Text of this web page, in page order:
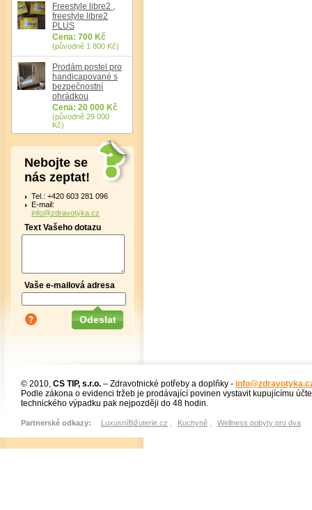
Freestyle libre2 ,
freestyle libre2
PLUS
Cena: 700 Kč
(původně 1 800 Kč)
Prodám postel pro
handicapované s
bezpečnostní
ohrádkou
Cena: 20 000 Kč
(původně 29 000
Kč)
Nebojte se
nás zeptat!
Tel.: +420 603 281 096
E-mail:
info@zdravotyka.cz
Text Vašeho dotazu
Vaše e-mailová adresa
© 2010, CS TIP, s.r.o. – Zdravotnické potřeby a doplňky -
Podle zákona o evidenci tržeb je prodávající povinen vystavit kupujícímu
technického výpadku pak nejpozději do 48 hodin.
Partnerské odkazy: LuxusníBižuterie.cz Kuchyně Wellness pobyty pro dva